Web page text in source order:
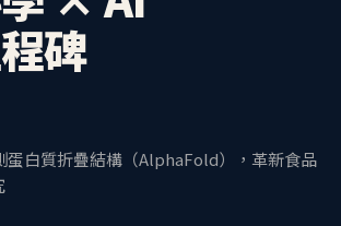
碑
蛋白質折疊結構（AlphaFold），革新食品